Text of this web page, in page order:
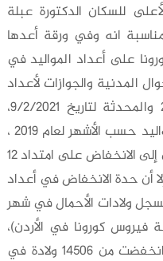
للسكان الدكتورة عبلة
انه وفي ورقة أعدها
على أعداد المواليد في
المدنية والجوازات لأعداد
المواليد حسب الأشهر لسنة 2020 والمحدثة لتاريخ 9/2/2021،
ومقارنتها بما يقابلها من أعداد المواليد حسب الأشهر لعام 2019 ،
فقد اتجهت أعداد المواليد الأردنيين إلى الانخفاض على امتداد 12
2020 مقارنة بعام 2019، إلا أن حدة الانخفاض في أعداد
ولادات الأحمال في شهر
فيروس كورونا في الأردن)،
كانت اعلى من باقي الأشهر، فقد انخفضت من 14506 ولادة في